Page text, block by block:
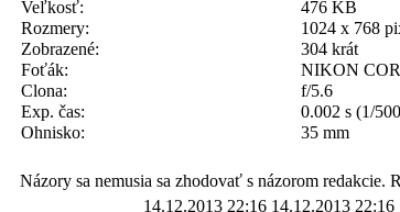
Veľkosť:
476 KB
Rozmery:
1024 x 768
Zobrazené:
304 krát
Foťák:
NIKON
Clona:
f/5.6
Exp. čas:
0.002 s (1/
Ohnisko:
35 mm
Názory sa nemusia sa zhodovať s názorom redakcie.
14.12.2013 22:16 14.12.2013 22:16